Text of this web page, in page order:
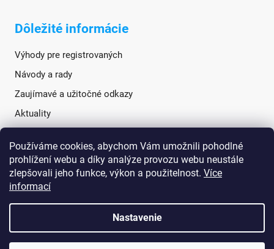
Používáme cookies, abychom Vám umožnili pohodlné
prohlížení webu a díky analýze provozu webu neustále
zlepšovali jeho funkce, výkon a použitelnost. Více
informací
Nastavenie
Dôležité informácie
Výhody pre registrovaných
Návody a rady
Zaujímavé a užitočné odkazy
Aktuality
Sociálne siete